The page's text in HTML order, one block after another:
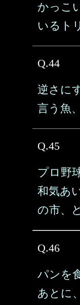
かっこ
いるト
Q.44
逆さに
言う魚
Q.45
プロ野
和気あ
の市、
Q.46
パンを
あとに